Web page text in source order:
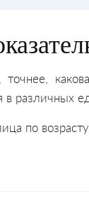
точнее,
в различных
по